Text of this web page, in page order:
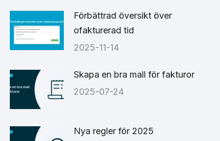
Förbättrad översikt över
ofakturerad tid
2025-11-14
Skapa en bra mall för fakturor
2025-07-24
Nya regler för 2025